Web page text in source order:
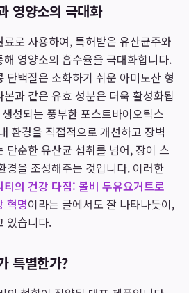
영양소의 극대화
로 사용하여, 특허받은 유산균주와
영양소의 흡수율을 극대화합니다.
단백질은 소화하기 쉬운 아미노산 형
과 같은 유효 성분은 더욱 활성화됩
성되는 풍부한 포스트바이오틱스
환경을 직접적으로 개선하고 장벽
단순한 유산균 섭취를 넘어, 장이 스
경을 조성해주는 것입니다. 이러한
티의 건강 다짐: 볼비 두유요거트로
혁명이라는 글에서도 잘 나타나듯이,
있습니다.
특별한가?